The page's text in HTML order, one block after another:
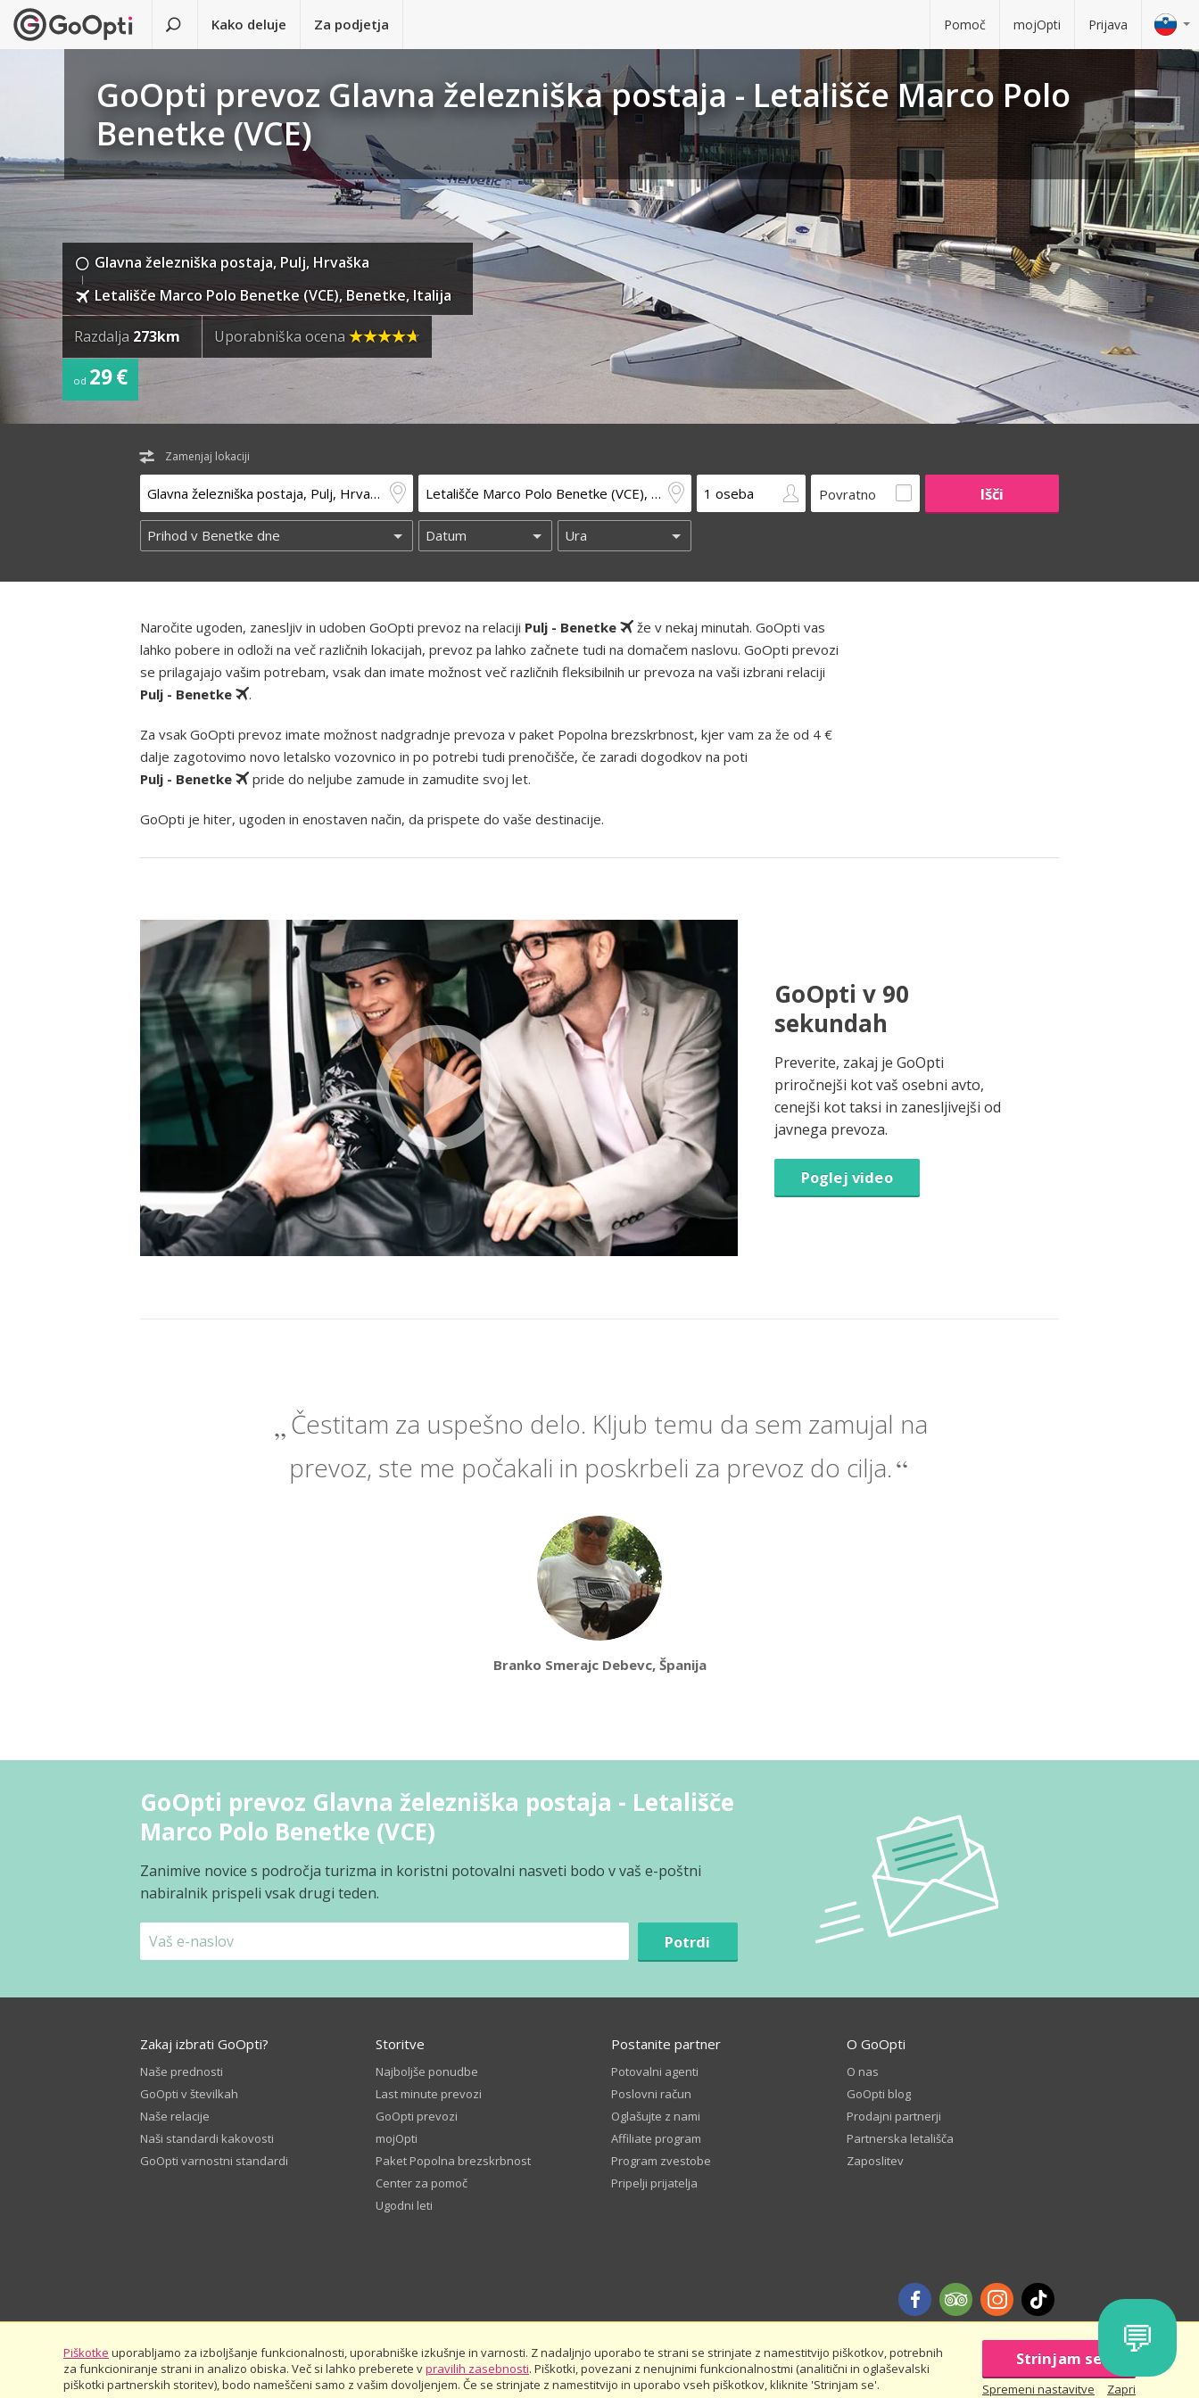
Piškotke uporabljamo za izboljšanje funkcionalnosti, uporabniške izkušnje in varnosti. Z nadaljnjo uporabo te strani se strinjate z namestitvijo piškotkov, potrebnih
za funkcioniranje strani in analizo obiska. Več si lahko preberete vpravilih zasebnosti. Piškotki, povezani z nenujnimi funkcionalnostmi (analitični in oglaševalski
piškotki partnerskih storitev), bodo nameščeni samo z vašim dovoljenjem. Če se strinjate z namestitvijo in uporabo vseh piškotkov, kliknite 'Strinjam se'.
Strinjam se
Spremeni nastavitve Zapri
Kako deluje Za podjetja Pomoč mojOpti Prijava
GoOpti prevoz Glavna železniška postaja - Letališče Marco Polo
Benetke (VCE)
Glavna železniška postaja, Pulj, Hrvaška
Letališče Marco Polo Benetke (VCE), Benetke, Italija
Razdalja 273km Uporabniška ocena
od 29 €
Zamenjaj lokaciji
Povratno
Naročite ugoden, zanesljiv in udoben GoOpti prevoz na relaciji Pulj - Benetke
že v nekaj minutah. GoOpti vas
lahko pobere in odloži na več različnih lokacijah, prevoz pa lahko začnete tudi na domačem naslovu. GoOpti prevozi
se prilagajajo vašim potrebam, vsak dan imate možnost več različnih fleksibilnih ur prevoza na vaši izbrani relaciji
Pulj - Benetke
.
Za vsak GoOpti prevoz imate možnost nadgradnje prevoza v paket Popolna brezskrbnost, kjer vam za že od 4 €
dalje zagotovimo novo letalsko vozovnico in po potrebi tudi prenočišče, če zaradi dogodkov na poti
Pulj - Benetke
pride do neljube zamude in zamudite svoj let.
GoOpti je hiter, ugoden in enostaven način, da prispete do vaše destinacije.
GoOpti v 90
sekundah
Preverite, zakaj je GoOpti
priročnejši kot vaš osebni avto,
cenejši kot taksi in zanesljivejši od
javnega prevoza.
Poglej video
Čestitam za uspešno delo. Kljub temu da sem zamujal na
prevoz, ste me počakali in poskrbeli za prevoz do cilja.
Branko Smerajc Debevc, Španija
GoOpti prevoz Glavna železniška postaja - Letališče
Marco Polo Benetke (VCE)
Zanimive novice s področja turizma in koristni potovalni nasveti bodo v vaš e-poštni
nabiralnik prispeli vsak drugi teden.
Potrdi
Zakaj izbrati GoOpti?
Naše prednosti
GoOpti v številkah
Naše relacije
Naši standardi kakovosti
GoOpti varnostni standardi
Storitve
Najboljše ponudbe
Last minute prevozi
GoOpti prevozi
mojOpti
Paket Popolna brezskrbnost
Center za pomoč
Ugodni leti
Postanite partner
Potovalni agenti
Poslovni račun
Oglašujte z nami
Affiliate program
Program zvestobe
Pripelji prijatelja
O GoOpti
O nas
GoOpti blog
Prodajni partnerji
Partnerska letališča
Zaposlitev
© 2026 GoOpti International Splošni pogoji Pravila zasebnosti Javna finančna sredstva
Oceni nas in prihrani - pravila in pogoji
Rezerviraj vnaprej - pravila in pogoji
💬